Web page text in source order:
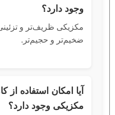
وجود دارد؟
مکزیکی ظریف‌تر و
ضخیم‌تر و حجیم‌تر.
آیا امکان استفاده از
مکزیکی وجود دارد؟